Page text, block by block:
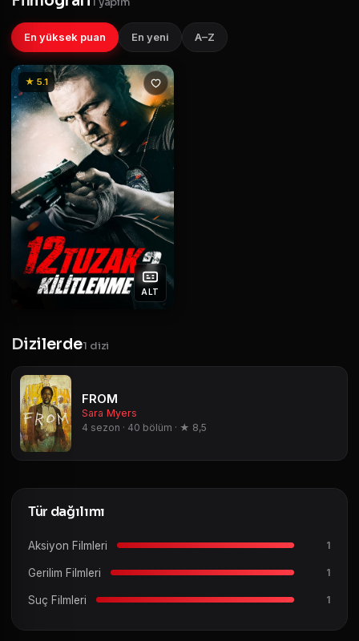
En yüksek puan En yeni A–Z
★ 5.1
ALT
Dizilerde1 dizi
FROM
Sara Myers
4 sezon · 40 bölüm · ★ 8,5
Tür dağılımı
Aksiyon Filmleri 1
Gerilim Filmleri 1
Suç Filmleri 1